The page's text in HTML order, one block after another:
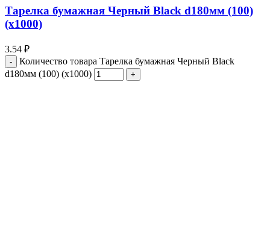
Тарелка бумажная Черный Black d180мм (100)
(х1000)
3.54 ₽
Количество товара Тарелка бумажная Черный Black
d180мм (100) (х1000)